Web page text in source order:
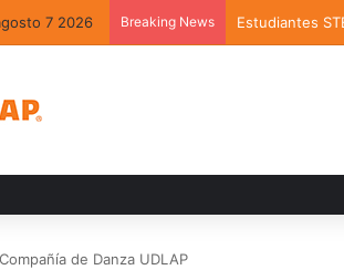
7 2026 Breaking News Estudiantes
Compañía de Danza UDLAP